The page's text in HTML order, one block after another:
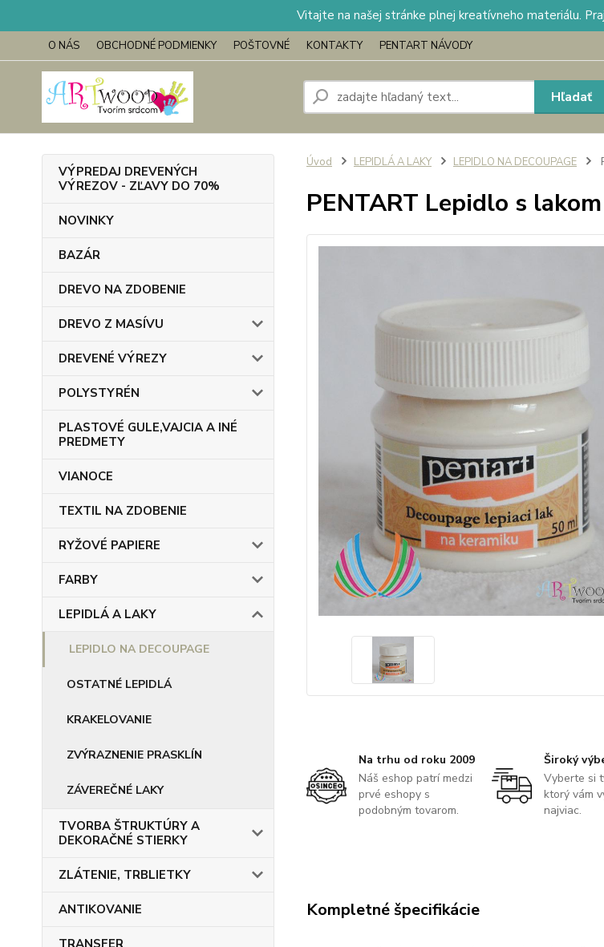
Vitajte na našej stránke plnej kreatívneho materiálu.
O NÁS OBCHODNÉ PODMIENKY POŠTOVNÉ KONTAKTY PENTART NÁVODY
Hľadať
VÝPREDAJ DREVENÝCH
VÝREZOV - ZĽAVY DO 70%
NOVINKY
BAZÁR
DREVO NA ZDOBENIE
DREVO Z MASÍVU
DREVENÉ VÝREZY
POLYSTYRÉN
PLASTOVÉ GULE,VAJCIA A INÉ
PREDMETY
VIANOCE
TEXTIL NA ZDOBENIE
RYŽOVÉ PAPIERE
FARBY
LEPIDLÁ A LAKY
LEPIDLO NA DECOUPAGE
OSTATNÉ LEPIDLÁ
KRAKELOVANIE
ZVÝRAZNENIE PRASKLÍN
ZÁVEREČNÉ LAKY
TVORBA ŠTRUKTÚRY A
DEKORAČNÉ STIERKY
ZLÁTENIE, TRBLIETKY
ANTIKOVANIE
TRANSFER
Úvod LEPIDLÁ A LAKY LEPIDLO NA DECOUPAGE
PENTART Lepidlo s
Na trhu od roku 2009
Náš eshop patrí medzi
prvé eshopy s
podobným tovarom.
Široký
Vyberte si
ktorý vám
najviac.
Kompletné špecifikácie